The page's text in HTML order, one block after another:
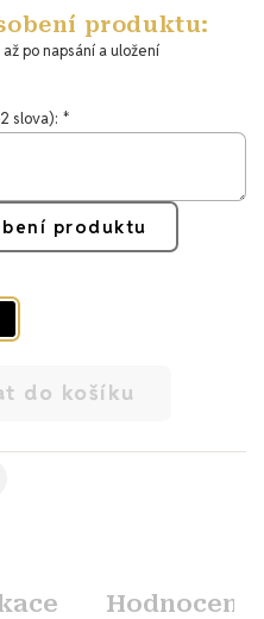
produktu:
po napsání a uložení
slova):
produktu
do košíku
Hodnocení